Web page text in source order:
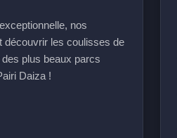
nos
découvrir les coulisses de
des plus beaux parcs
Daiza !